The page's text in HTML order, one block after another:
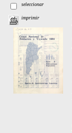
seleccionar
imprimir